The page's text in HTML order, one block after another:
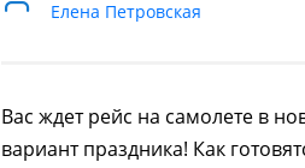
Елена Петровская
Вас ждет рейс на самолете в
вариант праздника! Как